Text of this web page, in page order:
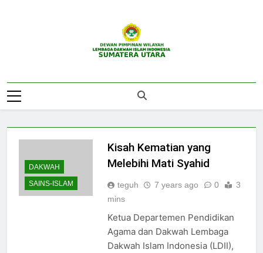
DPW LDII
Sumatera Utara
DAKWAH
SAINS-ISLAM
Kisah Kematian yang
Melebihi Mati Syahid
teguh 7 years ago 0
3
mins
Ketua Departemen Pendidikan
Agama dan Dakwah Lembaga
Dakwah Islam Indonesia (LDII),